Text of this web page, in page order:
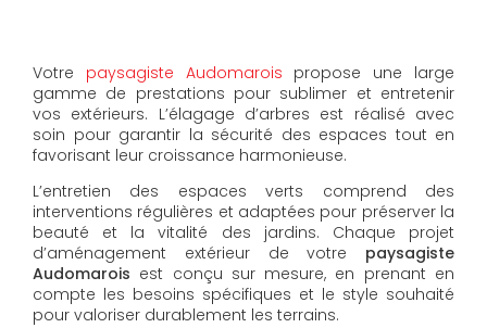
Votre paysagiste Audomarois propose une large
gamme de prestations pour sublimer et entretenir
vos extérieurs. L’élagage d’arbres est réalisé avec
soin pour garantir la sécurité des espaces tout en
favorisant leur croissance harmonieuse.
L’entretien des espaces verts comprend des
interventions régulières et adaptées pour préserver la
beauté et la vitalité des jardins. Chaque projet
d’aménagement extérieur de votre paysagiste
Audomarois est conçu sur mesure, en prenant en
compte les besoins spécifiques et le style souhaité
pour valoriser durablement les terrains.